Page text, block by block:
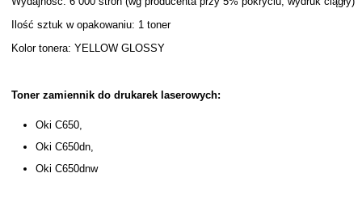
Ilość sztuk w opakowaniu: 1 toner
Kolor tonera: YELLOW GLOSSY
Toner zamiennik do drukarek laserowych:
Oki C650,
Oki C650dn,
Oki C650dnw